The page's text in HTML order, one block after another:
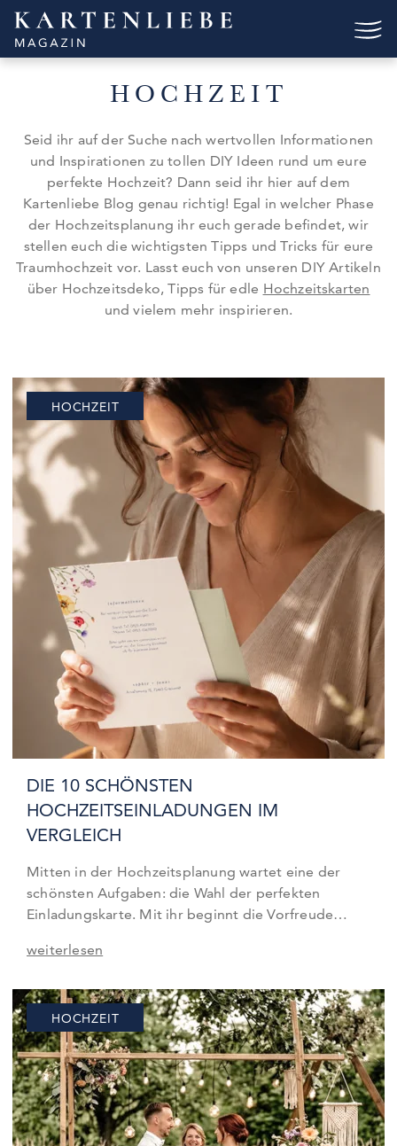
Skip
content
HOCHZEIT
Seid ihr auf der Suche nach wertvollen Informationen
und Inspirationen zu tollen DIY Ideen rund um eure
perfekte Hochzeit? Dann seid ihr hier auf dem
Kartenliebe Blog genau richtig! Egal in welcher Phase
der Hochzeitsplanung ihr euch gerade befindet, wir
stellen euch die wichtigsten Tipps und Tricks für eure
Traumhochzeit vor. Lasst euch von unseren DIY Artikeln
über Hochzeitsdeko, Tipps für edle Hochzeitskarten
und vielem mehr inspirieren.
DIE 10 SCHÖNSTEN
HOCHZEITSEINLADUNGEN IM
VERGLEICH
Mitten in der Hochzeitsplanung wartet eine der
schönsten Aufgaben: die Wahl der perfekten
Einladungskarte. Mit ihr beginnt die Vorfreude
wir wissen, wie viel Herzblut in dieser Entscheidung
schönsten Hochzeitseinladungen vor, zeigen euch
die beliebtesten Formate und erklären euch,…
weiterlesen
HOCHZEIT
HOCHZEIT